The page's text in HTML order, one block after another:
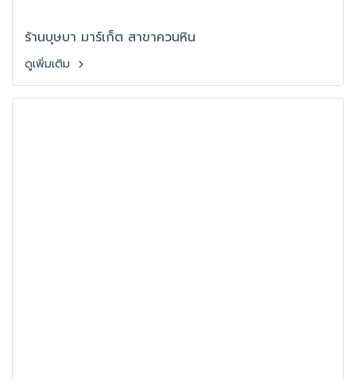
ร้านบุษบา มาร์เก็ต สาขาควนหิน
ดูเพิ่มเติม